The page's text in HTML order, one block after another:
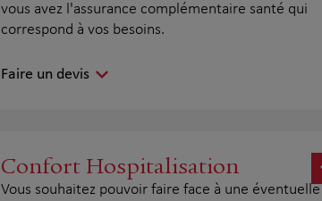
vous avez l'assurance complémentaire santé qui
correspond à vos besoins.
Faire un devis
Confort Hospitalisation
Vous souhaitez pouvoir faire face à une éventuelle